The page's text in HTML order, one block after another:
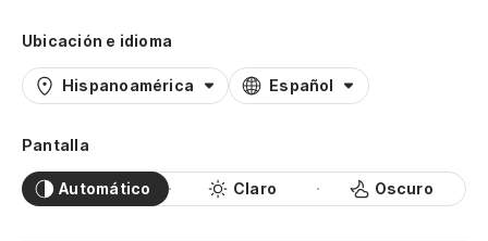
Ubicación e idioma
Hispanoamérica Español
Pantalla
Automático Claro Oscuro